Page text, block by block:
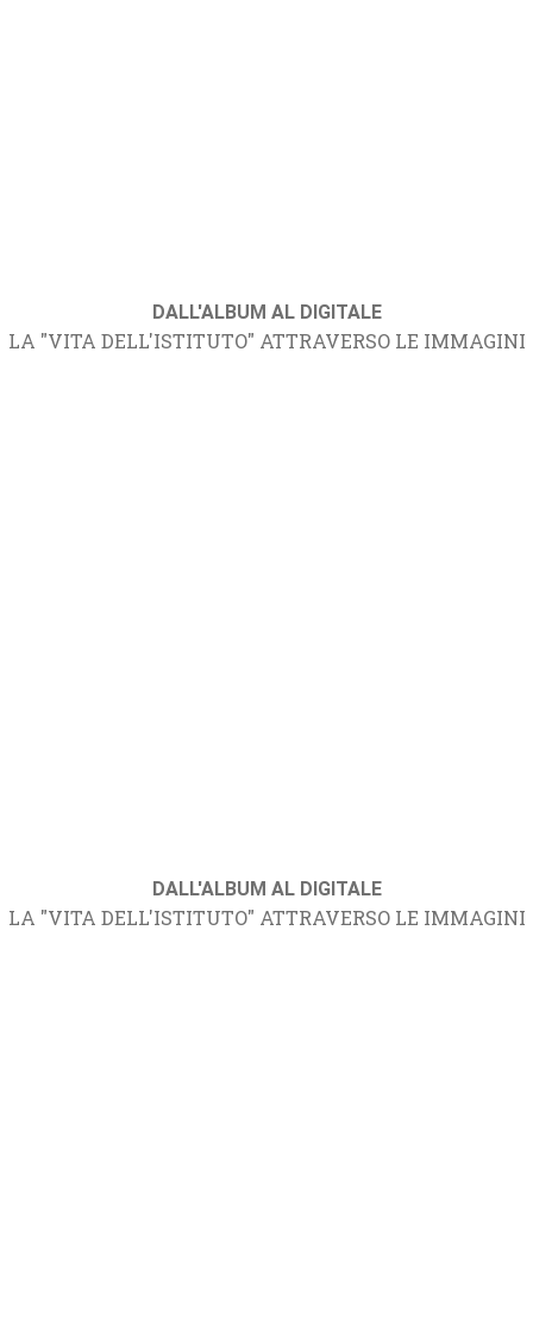
DALL'ALBUM AL DIGITALE
LA "VITA DELL'ISTITUTO" ATTRAVERSO LE IMMAGINI
DALL'ALBUM AL DIGITALE
LA "VITA DELL'ISTITUTO" ATTRAVERSO LE IMMAGINI